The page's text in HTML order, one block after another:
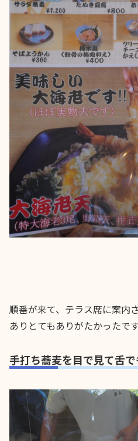
順番が来て、テラス席に案内
ありとてもありがたかったです
手打ち蕎麦を目で見て舌